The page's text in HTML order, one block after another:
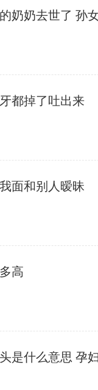
奶奶去世了 孙
都掉了吐出来
面和别人暧昧
高
是什么意思 孕